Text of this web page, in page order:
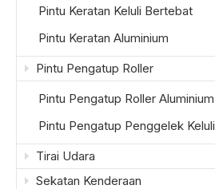
Pintu Keratan Keluli Bertebat
Pintu Keratan Aluminium
Pintu Pengatup Roller
Pintu Pengatup Roller Aluminium
Pintu Pengatup Penggelek Keluli
Tirai Udara
Sekatan Kenderaan